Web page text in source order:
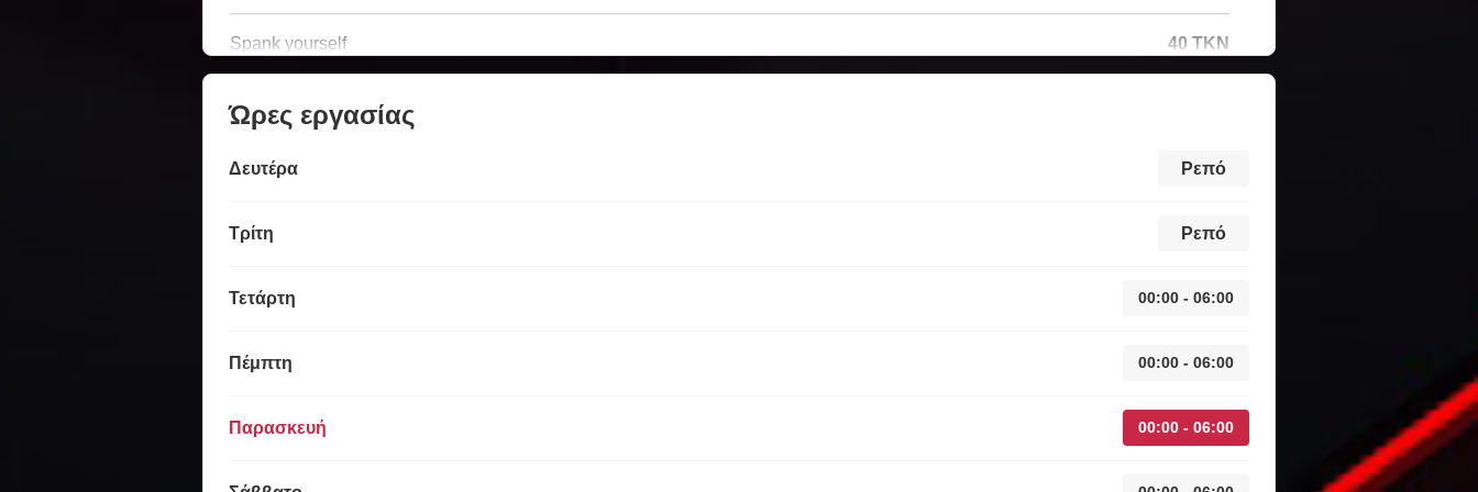
Spank yourself 40 TKN
Ώρες εργασίας
Δευτέρα Ρεπό
Τρίτη Ρεπό
Τετάρτη 00:00 - 06:00
Πέμπτη 00:00 - 06:00
Παρασκευή 00:00 - 06:00